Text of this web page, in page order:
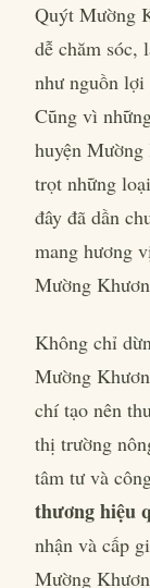
Quýt Mường
dễ chăm sóc,
như nguồn lợi
Cũng vì
huyện
trọt những
đây đã dần
mang hương
Mường
Không chỉ
Mường
chí tạo nên
thị trường
tâm tư và
thương hiệu
nhận và cấp
Mường